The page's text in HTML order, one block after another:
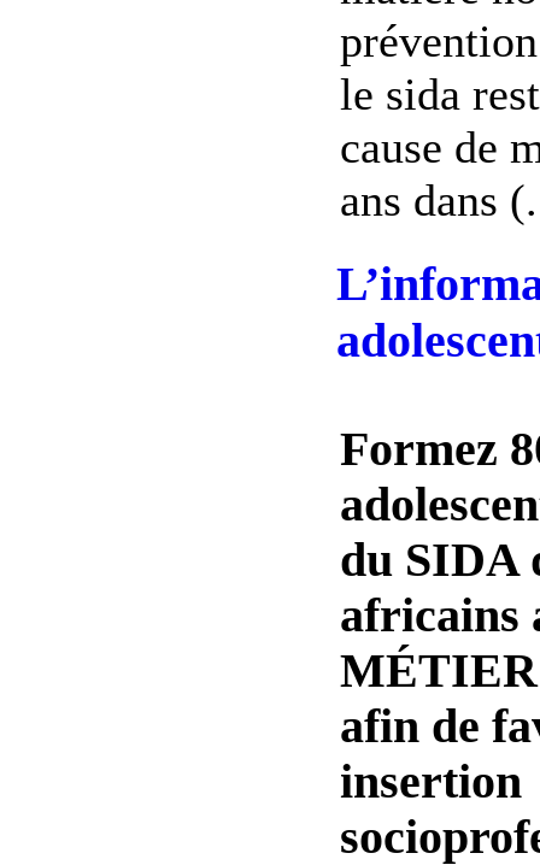
le sida
cause de
ans dans
Formez
du SIDA
africains
afin de
insertion